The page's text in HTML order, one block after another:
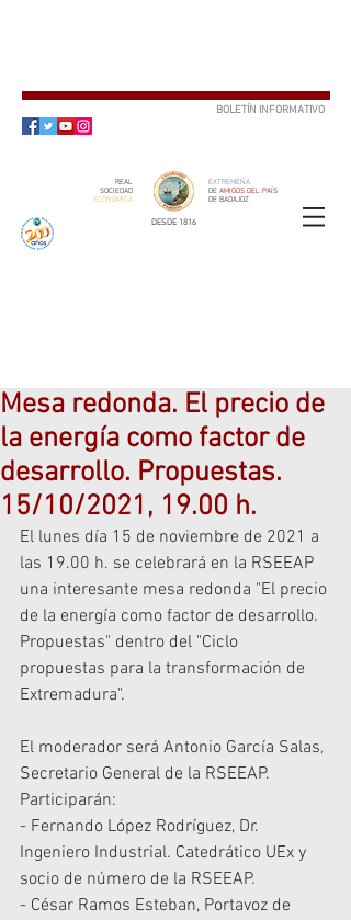
BOLETÍN INFORMATIVO
REAL
SOCIEDAD
ECONÓMICA
EXTREMEÑA
DE AMIGOS DEL PAÍS
DE BADAJOZ
DESDE 1816
Mesa redonda. El precio de
la energía como factor de
desarrollo. Propuestas.
15/10/2021, 19.00 h.
El lunes día 15 de noviembre de 2021 a
las 19.00 h. se celebrará en la RSEEAP
una interesante mesa redonda "El precio
de la energía como factor de desarrollo.
Propuestas" dentro del "Ciclo
propuestas para la transformación de
Extremadura".
El moderador será Antonio García Salas,
Secretario General de la RSEEAP.
Participarán:
- Fernando López Rodríguez, Dr.
Ingeniero Industrial. Catedrático UEx y
socio de número de la RSEEAP.
- César Ramos Esteban, Portavoz de